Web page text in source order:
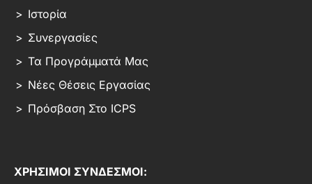
Ιστορία
Συνεργασίες
Τα Προγράμματά Μας
Νέες Θέσεις Εργασίας
Πρόσβαση Στο ICPS
ΧΡΗΣΙΜΟΙ ΣΥΝΔΕΣΜΟΙ: